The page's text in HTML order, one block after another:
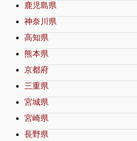
鹿児島県
神奈川県
高知県
熊本県
京都府
三重県
宮城県
宮崎県
長野県